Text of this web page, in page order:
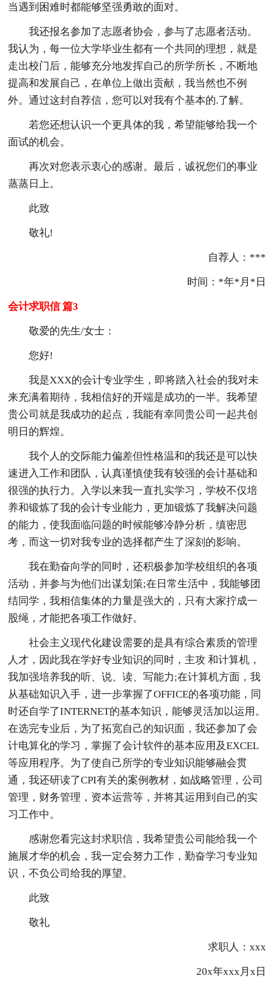
当遇到困难时都能够坚强勇敢的面对。
我还报名参加了志愿者协会，参与了志愿者活动。
我认为，每一位大学毕业生都有一个共同的理想，就是
走出校门后，能够充分地发挥自己的所学所长，不断地
提高和发展自己，在单位上做出贡献，我当然也不例
外。通过这封自荐信，您可以对我有个基本的.了解。
若您还想认识一个更具体的我，希望能够给我一个
面试的机会。
再次对您表示衷心的感谢。最后，诚祝您们的事业
蒸蒸日上。
此致
敬礼!
自荐人：***
时间：*年*月*日
会计求职信 篇3
敬爱的先生/女士：
您好!
我是XXX的会计专业学生，即将踏入社会的我对未
来充满着期待，我相信好的开端是成功的一半。我希望
贵公司就是我成功的起点，我能有幸同贵公司一起共创
明日的辉煌。
我个人的交际能力偏差但性格温和的我还是可以快
速进入工作和团队，认真谨慎使我有较强的会计基础和
很强的执行力。入学以来我一直扎实学习，学校不仅培
养和锻炼了我的会计专业能力，更加锻炼了我解决问题
的能力，使我面临问题的时候能够冷静分析，缜密思
考，而这一切对我专业的选择都产生了深刻的影响。
我在勤奋向学的同时，还积极参加学校组织的各项
活动，并参与为他们出谋划策;在日常生活中，我能够团
结同学，我相信集体的力量是强大的，只有大家拧成一
股绳，才能把各项工作做好。
社会主义现代化建设需要的是具有综合素质的管理
人才，因此我在学好专业知识的同时，主攻 和计算机，
我加强培养我的听、说、读、写能力;在计算机方面，我
从基础知识入手，进一步掌握了OFFICE的各项功能，同
时还自学了INTERNET的基本知识，能够灵活加以运用。
在选完专业后，为了拓宽自己的知识面，我还参加了会
计电算化的学习，掌握了会计软件的基本应用及EXCEL
等应用程序。为了使自己所学的专业知识能够融会贯
通，我还研读了CPI有关的案例教材，如战略管理，公司
管理，财务管理，资本运营等，并将其运用到自己的实
习工作中。
感谢您看完这封求职信，我希望贵公司能给我一个
施展才华的机会，我一定会努力工作，勤奋学习专业知
识，不负公司给我的厚望。
此致
敬礼
求职人：xxx
20x年xxx月x日